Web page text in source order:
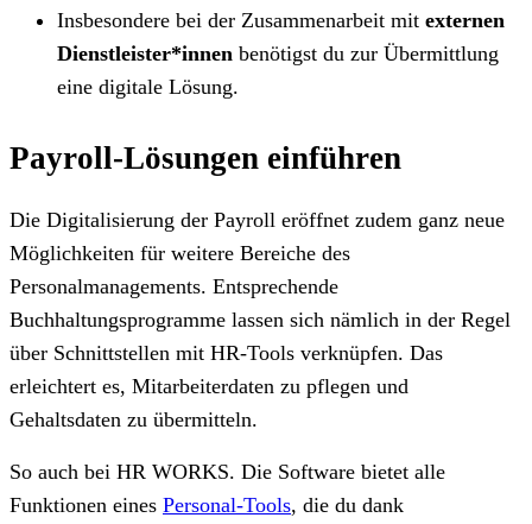
Insbesondere bei der Zusammenarbeit mit externen
Dienstleister*innen benötigst du zur Übermittlung
eine digitale Lösung.
Payroll-Lösungen einführen
Die Digitalisierung der Payroll eröffnet zudem ganz neue
Möglichkeiten für weitere Bereiche des
Personalmanagements. Entsprechende
Buchhaltungsprogramme lassen sich nämlich in der Regel
über Schnittstellen mit HR-Tools verknüpfen. Das
erleichtert es, Mitarbeiterdaten zu pflegen und
Gehaltsdaten zu übermitteln.
So auch bei HR WORKS. Die Software bietet alle
Funktionen eines Personal-Tools, die du dank